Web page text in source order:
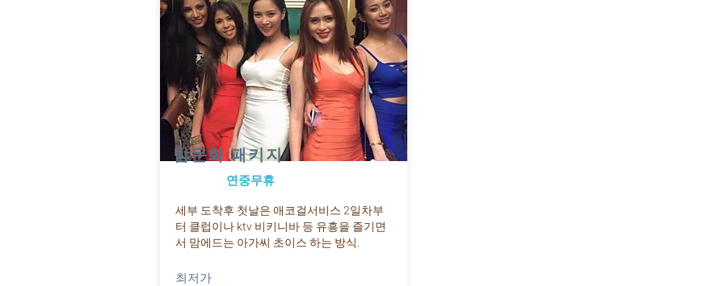
​밤문화 패키지
연중무휴
​세부 도착후 첫날은 애코걸서비스 2일차부
터 클럽이나 ktv 비키니바 등 유흥을 즐기면
서 맘에드는 아가씨 초이스 하는 방식.
최저가